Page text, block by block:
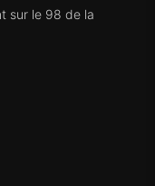
sur le 98 de la